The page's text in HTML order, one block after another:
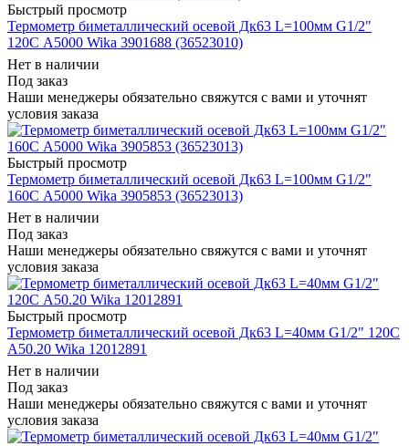
Быстрый просмотр
Термометр биметаллический осевой Дк63 L=100мм G1/2"
120C А5000 Wika 3901688 (36523010)
Нет в наличии
Под заказ
Наши менеджеры обязательно свяжутся с вами и уточнят
условия заказа
Быстрый просмотр
Термометр биметаллический осевой Дк63 L=100мм G1/2"
160C А5000 Wika 3905853 (36523013)
Нет в наличии
Под заказ
Наши менеджеры обязательно свяжутся с вами и уточнят
условия заказа
Быстрый просмотр
Термометр биметаллический осевой Дк63 L=40мм G1/2" 120C
А50.20 Wika 12012891
Нет в наличии
Под заказ
Наши менеджеры обязательно свяжутся с вами и уточнят
условия заказа